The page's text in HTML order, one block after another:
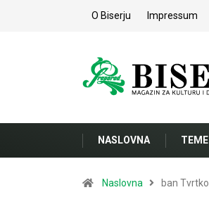
O Biserju Impressum
NASLOVNA TEME
Naslovna ban Tvrtko I